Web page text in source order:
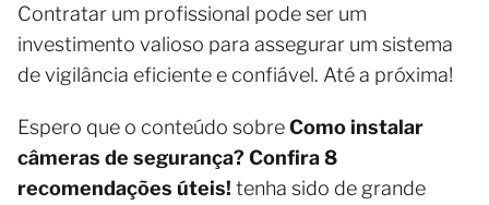
Contratar um profissional pode ser um
investimento valioso para assegurar um sistema
de vigilância eficiente e confiável. Até a próxima!
Espero que o conteúdo sobreComo instalar
câmeras de segurança? Confira 8
recomendações úteis! tenha sido de grande